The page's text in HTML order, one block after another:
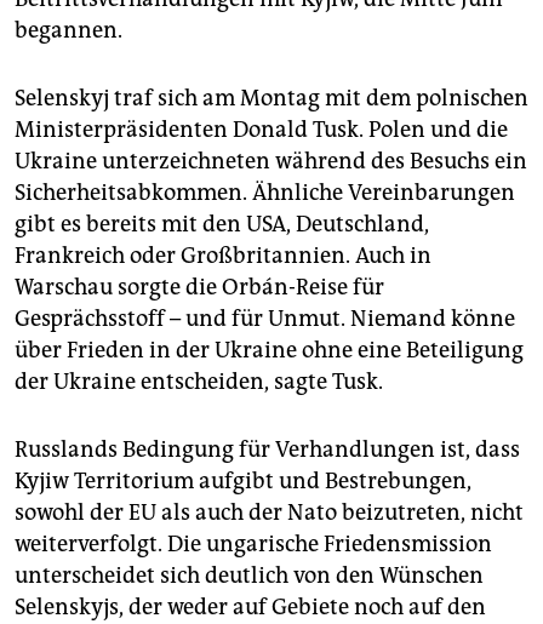
begannen.
Selenskyj traf sich am Montag mit dem polnischen
Ministerpräsidenten Donald Tusk. Polen und die
Ukraine unterzeichneten während des Besuchs ein
Sicherheitsabkommen. Ähnliche Vereinbarungen
gibt es bereits mit den USA, Deutschland,
Frankreich oder Großbritannien. Auch in
Warschau sorgte die Orbán-Reise für
Gesprächsstoff – und für Unmut. Niemand könne
über Frieden in der Ukraine ohne eine Beteiligung
der Ukraine entscheiden, sagte Tusk.
Russlands Bedingung für Verhandlungen ist, dass
Kyjiw Territorium aufgibt und Bestrebungen,
sowohl der EU als auch der Nato beizutreten, nicht
weiterverfolgt. Die ungarische Friedensmission
unterscheidet sich deutlich von den Wünschen
Selenskyjs, der weder auf Gebiete noch auf den